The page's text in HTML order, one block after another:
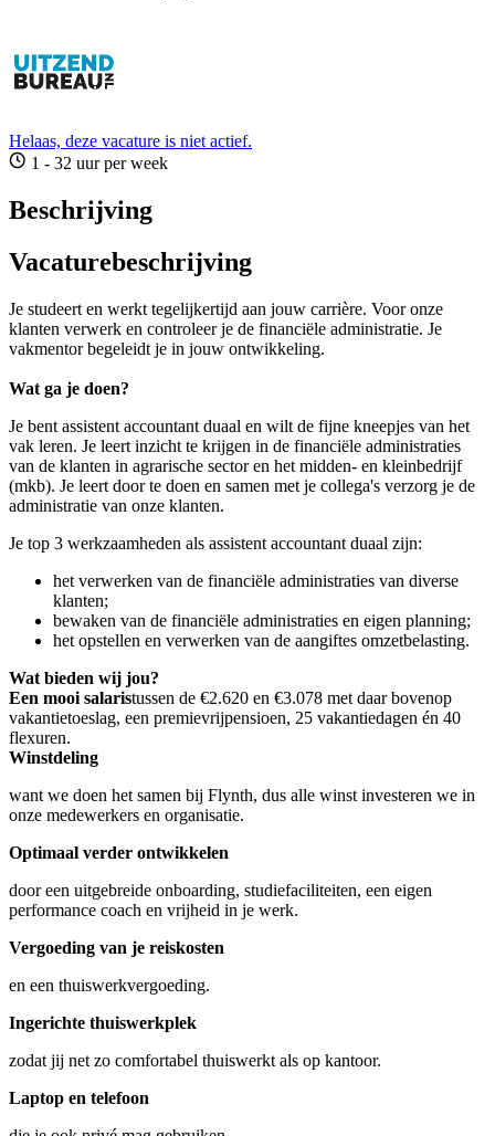
Helaas, deze vacature is niet actief.
1 - 32 uur per week
Beschrijving
Vacaturebeschrijving
Je studeert en werkt tegelijkertijd aan jouw carrière. Voor onze
klanten verwerk en controleer je de financiële administratie. Je
vakmentor begeleidt je in jouw ontwikkeling.
Wat ga je doen?
Je bent assistent accountant duaal en wilt de fijne kneepjes van het
vak leren. Je leert inzicht te krijgen in de financiële administraties
van de klanten in agrarische sector en het midden- en kleinbedrijf
(mkb). Je leert door te doen en samen met je collega's verzorg je de
administratie van onze klanten.
Je top 3 werkzaamheden als assistent accountant duaal zijn:
het verwerken van de financiële administraties van diverse
klanten;
bewaken van de financiële administraties en eigen planning;
het opstellen en verwerken van de aangiftes omzetbelasting.
Wat bieden wij jou?
Een mooi salaristussen de €2.620 en €3.078 met daar bovenop
vakantietoeslag, een premievrijpensioen, 25 vakantiedagen én 40
flexuren.
Winstdeling
want we doen het samen bij Flynth, dus alle winst investeren we in
onze medewerkers en organisatie.
Optimaal verder ontwikkelen
door een uitgebreide onboarding, studiefaciliteiten, een eigen
performance coach en vrijheid in je werk.
Vergoeding van je reiskosten
en een thuiswerkvergoeding.
Ingerichte thuiswerkplek
zodat jij net zo comfortabel thuiswerkt als op kantoor.
Laptop en telefoon